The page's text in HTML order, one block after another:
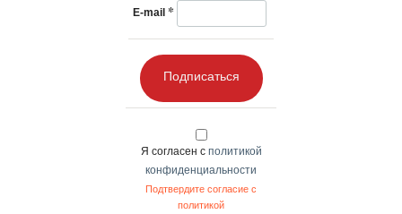
E-mail *
Подписаться
Я согласен с политикой
конфиденциальности
Подтвердите согласие с
политикой